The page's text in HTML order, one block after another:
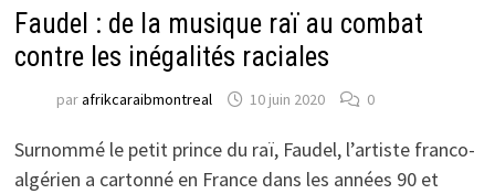
Faudel : de la musique raï au combat
contre les inégalités raciales
parafrikcaraibmontreal 10 juin 2020 0
Surnommé le petit prince du raï, Faudel, l’artiste franco-
algérien a cartonné en France dans les années 90 et